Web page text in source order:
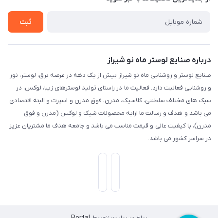
راهنما
ثبت
درباره صنایع لوستر ماه نو شیراز
صنایع لوستر و روشنایی ماه نو شیراز بیش از یک دهه در عرصه برق، لوستر، نور
و روشنایی فعالیت دارد. فعالیت ما در راستای تولید لوسترهای زیبا، لوکس، در
سبک های مختلف سلطنتی، کلاسیک، مدرن، فوق مدرن و اسپرت و البته اقتصادی
می باشد و هدف و رسالت ما ارایه محصولات شیک و لوکس (مدرن و فوق
مدرن)، با کیفیت عالی و قیمت مناسب می باشد و جامعه هدف ما مشتریان عزیز
در سراسر کشور می باشد.